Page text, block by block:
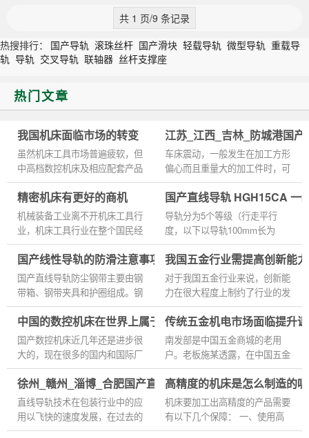
共 1 页/9 条记录
热搜排行：
国产导轨 滚珠丝杆 国产滑块 轻载导轨 微型导轨 重载导
轨 导轨 交叉导轨 联轴器 丝杆支撑座
热门文章
我国机床面临市场的转变
虽然机床工具市场普遍疲软，但
中高档数控机床及相应配套产品
未出现明显下滑，非标、个性化
产品需求呈现增长趋势。国防军
工等重点用户关键零件主要...
江苏_江西_吉林_防城港国产
车床震动，一般发生在加工方形
偏心而且重量大的加工件时，可
以吃刀小点，转速慢点； 铣床
也是一样吃刀小点，转速慢点
，可以减轻震动。 直线导轨
是...
精密机床有更好的商机
机械装备工业离不开机床工具行
业，机床工具行业在整个国民经
济的发展过程中起着举足轻重的
作用。从行业总体来看，我国机
床工具行业目前正处于自...
国产直线导轨 HGH15CA 一
导轨分为5个等级（行走平行
度，以下以导轨100mm长为
例）： 1.普通级（无标注/C）
5m 2.高级（H）3m 3.精密级
（P）2m 4.超精密级（SP）
1.5m 5.超超精密级（UP）...
国产线性导轨的防滑注意事项
国产直线导轨防尘钢带主要由钢
带箱、钢带夹具和护圈组成。钢
卷尺箱是指每一种钢卷尺都要装
在同样大小的纸箱里，但是钢卷
尺的大小稍有不同，所以要...
我国五金行业需提高创新能
对于我国五金行业来说，创新能
力在很大程度上制约了行业的发
展，低端五金泛滥导致整体价值
下降、高端五金发展不够致使关
键装备、核心零部件和基础...
中国的数控机床在世界上属于什么水平
国产数控机床近几年还是进步很
大的，现在很多的国内和国际厂
商都已经认可以中国的数控机
床。总体上来说比德国日本档次
要低但是比台湾和韩国要高！...
传统五金机电市场面临提升
南发部是中国五金商城的老用
户。老板施某透露，在中国五金
商城开设网店后，销售额提高了
将近一倍。施老板说，刚开始时
都是零散的客户比较多，随着...
徐州_赣州_淄博_合肥国产直线导轨滑块
直线导轨技术在包装行业中的应
用以飞快的速度发展，在过去的
5年中从9.5%增加到了17.4%，
高精度的机床是怎么制造的呢
机床要加工出高精度的产品需要
有以下几个保障： 一、使用高
精度的高端数控机床进行自动化